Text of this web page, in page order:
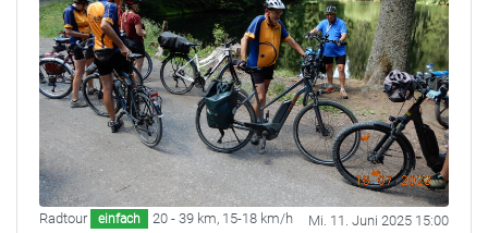
Radtour einfach 20 - 39 km, 15-18 km/h Mi. 11. Juni 2025 15:00